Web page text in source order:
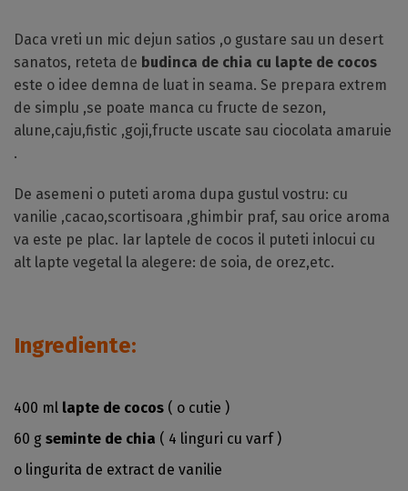
Daca vreti un mic dejun satios ,o gustare sau un desert
sanatos, reteta de budinca de chia cu lapte de cocos
este o idee demna de luat in seama. Se prepara extrem
de simplu ,se poate manca cu fructe de sezon,
alune,caju,fistic ,goji,fructe uscate sau ciocolata amaruie
.
De asemeni o puteti aroma dupa gustul vostru: cu
vanilie ,cacao,scortisoara ,ghimbir praf, sau orice aroma
va este pe plac. Iar laptele de cocos il puteti inlocui cu
alt lapte vegetal la alegere: de soia, de orez,etc.
Ingrediente:
400 ml lapte de cocos ( o cutie )
60 g seminte de chia ( 4 linguri cu varf )
o lingurita de extract de vanilie